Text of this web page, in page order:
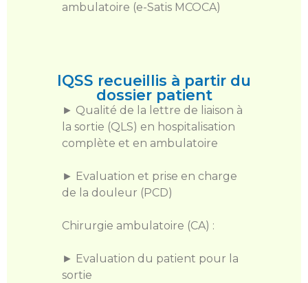
ambulatoire (e-Satis MCOCA)
IQSS recueillis à partir du
dossier patient
► Qualité de la lettre de liaison à
la sortie (QLS) en hospitalisation
complète et en ambulatoire
► Evaluation et prise en charge
de la douleur (PCD)
Chirurgie ambulatoire (CA) :
► Evaluation du patient pour la
sortie